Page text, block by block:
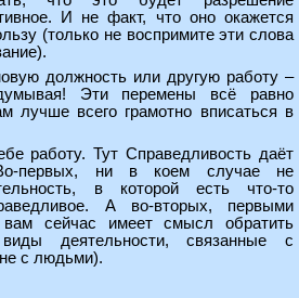
И не факт, что оно окажется
(только не воспримите эти слова
должность или другую работу –
Эти перемены всё равно
лучше всего грамотно вписаться в
работу. Тут Справедливость даёт
первых, ни в коем случае не
в которой есть что-то
А во-вторых, первыми
сейчас имеет смысл обратить
деятельности, связанные с
с людьми).